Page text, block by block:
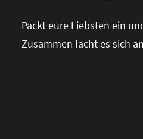
Packt eure Liebsten ein
Zusammen lacht es sich